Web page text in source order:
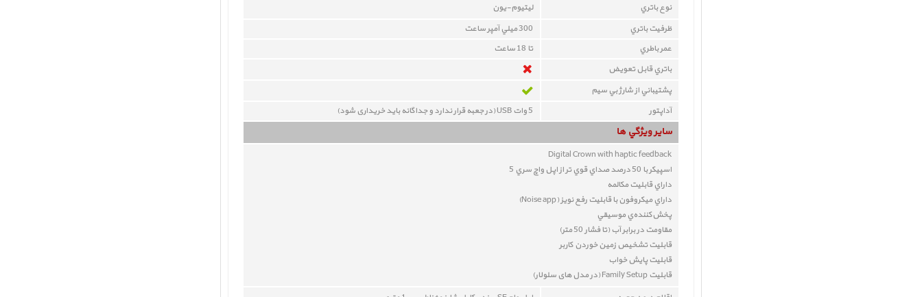
نوع باتري
ليتيوم-يون
ظرفيت باتري
300 ميلي آمپر ساعت
عمر باطري
تا 18 ساعت
باتري قابل تعويض
پشتيباني از شارژ بي سيم
آداپتور
5 وات USB (در جعبه قرار ندارد و جداگانه باید خریداری شود)
ساير ويژگي ها
Digital Crown with haptic feedback
اسپيکر با 50 درصد صداي قوي تر از اپل واچ سري 5
داراي قابليت مکالمه
داراي ميکروفون با قابلیت رفع نویز (Noise app
)
پخش‌کننده‌ي موسيقي
مقاومت در برابر آب (تا فشار 50 متر)
قابليت تشخيص زمين خوردن کاربر
قابلیت پایش خواب
قابلیت Family Setup (در مدل های سلولار)